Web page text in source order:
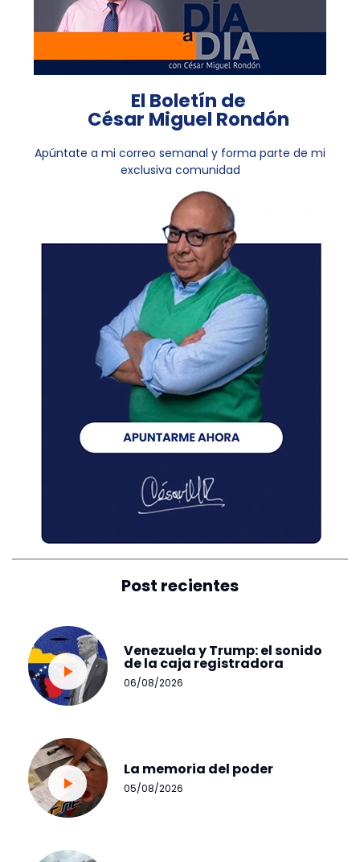
El Boletín de
César Miguel Rondón
Apúntate a mi correo semanal y forma parte de mi
exclusiva comunidad
Post recientes
Venezuela y Trump: el sonido
de la caja registradora
06/08/2026
La memoria del poder
05/08/2026